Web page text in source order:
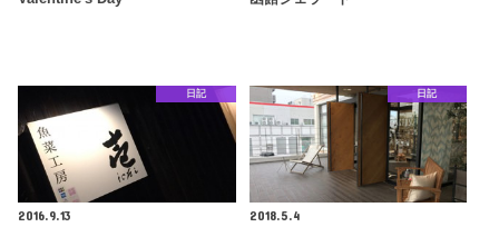
日記
2016.9.13
日記
2018.5.4